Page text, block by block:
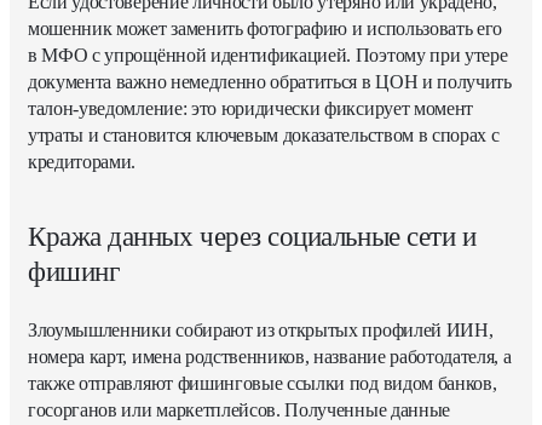
мошенник может заменить фотографию и использовать его
в МФО с упрощённой идентификацией. Поэтому при утере
документа важно немедленно обратиться в ЦОН и получить
талон-уведомление: это юридически фиксирует момент
утраты и становится ключевым доказательством в спорах с
кредиторами.
Кража данных через социальные сети и
фишинг
Злоумышленники собирают из открытых профилей ИИН,
номера карт, имена родственников, название работодателя, а
также отправляют фишинговые ссылки под видом банков,
госорганов или маркетплейсов. Полученные данные